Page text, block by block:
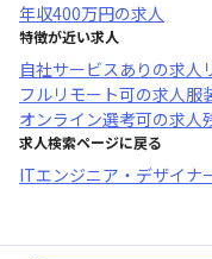
年収400万円の求人
特徴が近い求人
自社サービスあり の求人
フルリモート可の求人服
オンライン選考可の求人
求人検索ページに戻る
ITエンジニア・デザイナ